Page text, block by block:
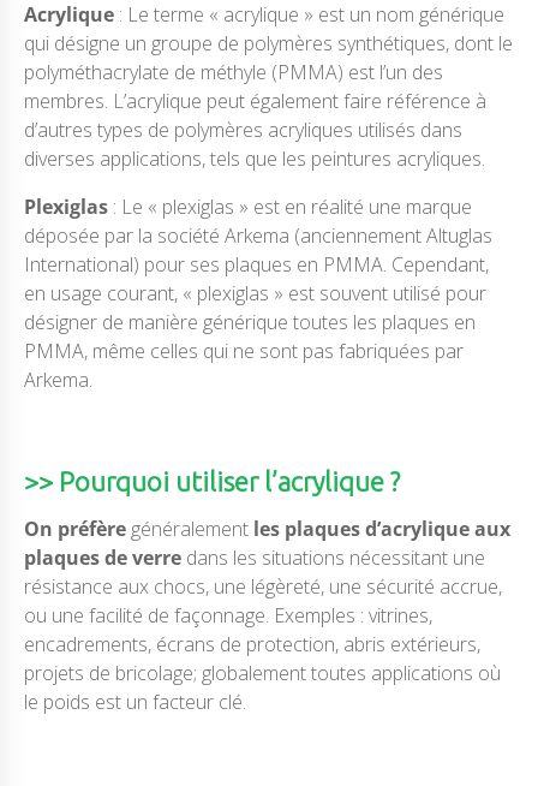
Acrylique : Le terme « acrylique » est un nom générique
qui désigne un groupe de polymères synthétiques, dont le
polyméthacrylate de méthyle (PMMA) est l’un des
membres. L’acrylique peut également faire référence à
d’autres types de polymères acryliques utilisés dans
diverses applications, tels que les peintures acryliques.
Plexiglas : Le « plexiglas » est en réalité une marque
déposée par la société Arkema (anciennement Altuglas
International) pour ses plaques en PMMA. Cependant,
en usage courant, « plexiglas » est souvent utilisé pour
désigner de manière générique toutes les plaques en
PMMA, même celles qui ne sont pas fabriquées par
Arkema.
>> Pourquoi utiliser l’acrylique ?
On préfère généralement les plaques d’acrylique aux
plaques de verre dans les situations nécessitant une
résistance aux chocs, une légèreté, une sécurité accrue,
ou une facilité de façonnage. Exemples : vitrines,
encadrements, écrans de protection, abris extérieurs,
projets de bricolage; globalement toutes applications où
le poids est un facteur clé.